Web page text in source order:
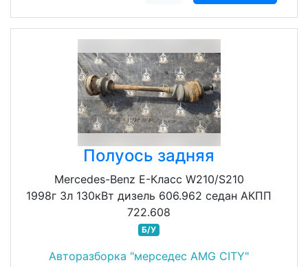
Полуось задняя
Mercedes-Benz E-Класс W210/S210
1998г 3л 130кВт дизель 606.962 седан АКПП
722.608
Б/У
Авторазборка "мерседес AMG CITY"